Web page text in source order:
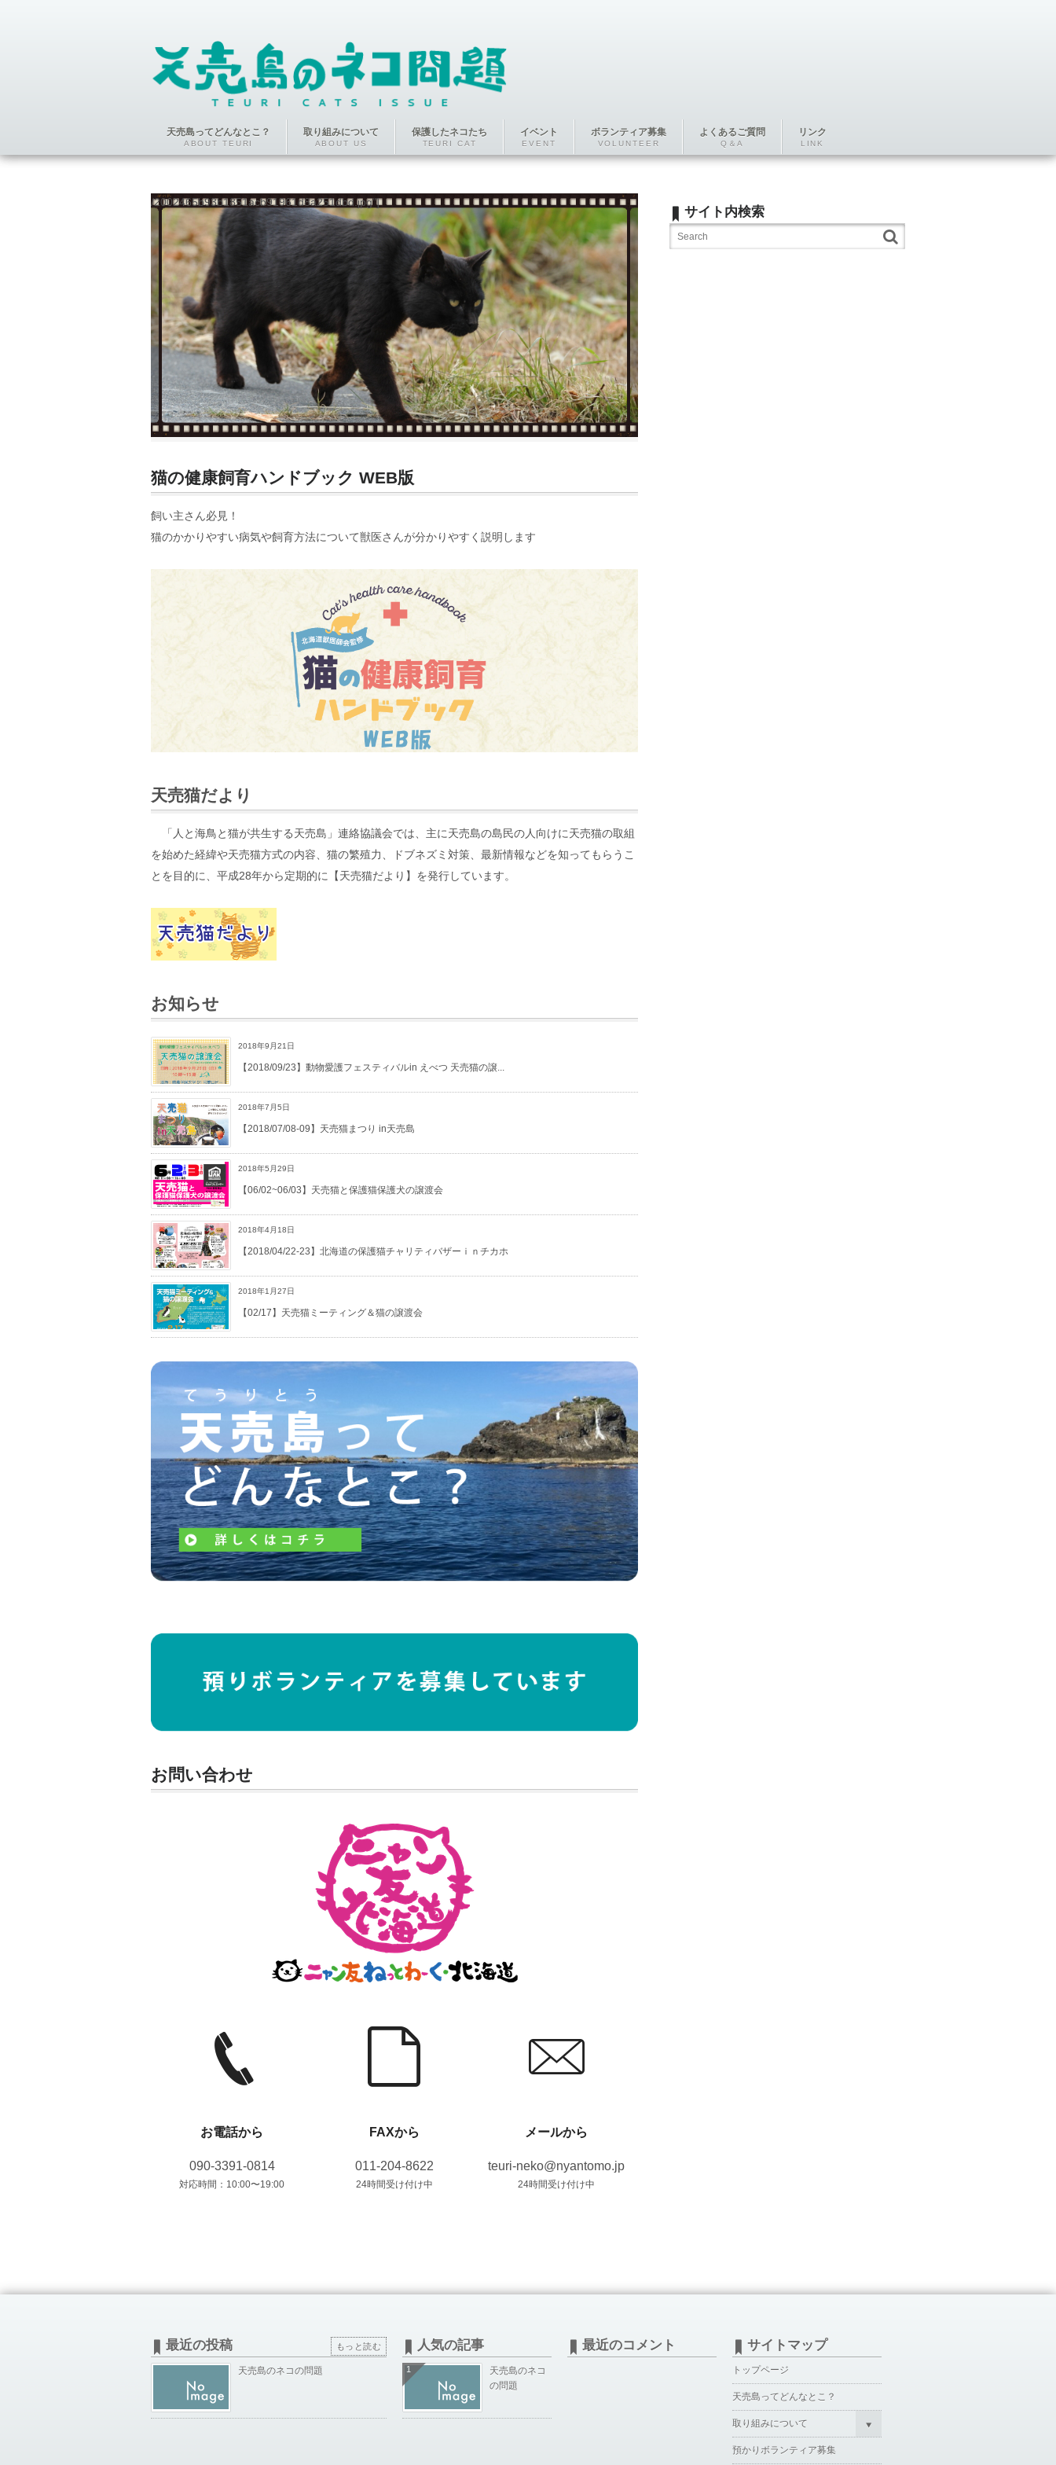
/2002465b93b1851acb91961d8a251dbd.jpg"]
猫の健康飼育ハンドブック WEB版
飼い主さん必見！
猫のかかりやすい病気や飼育方法について獣医さんが分かりやすく説明します
天売猫だより
「人と海鳥と猫が共生する天売島」連絡協議会では、主に天売島の島民の人向けに天売猫の取組
を始めた経緯や天売猫方式の内容、猫の繁殖力、ドブネズミ対策、最新情報などを知ってもらうこ
とを目的に、平成28年から定期的に【天売猫だより】を発行しています。
お知らせ
2018年9月21日
【2018/09/23】動物愛護フェスティバルin えべつ 天売猫の譲...
2018年7月5日
【2018/07/08-09】天売猫まつり in天売島
2018年5月29日
【06/02~06/03】天売猫と保護猫保護犬の譲渡会
2018年4月18日
【2018/04/22-23】北海道の保護猫チャリティバザーｉｎチカホ
2018年1月27日
【02/17】天売猫ミーティング＆猫の譲渡会
お問い合わせ
お電話から
090-3391-0814
対応時間：10:00〜19:00
FAXから
011-204-8622
24時間受け付け中
メールから
teuri-neko@nyantomo.jp
24時間受け付け中
サイト内検索
天売島ってどんなとこ？
ABOUT TEURI
取り組みについて
ABOUT US
保護したネコたち
TEURI CAT
イベント
EVENT
ボランティア募集
VOLUNTEER
よくあるご質問
Q＆A
リンク
LINK
最近の投稿
天売島のネコの問題
もっと読む 人気の記事
天売島のネコ
の問題
1
最近のコメント サイトマップ
トップページ
天売島ってどんなとこ？
取り組みについて
預かりボランティア募集